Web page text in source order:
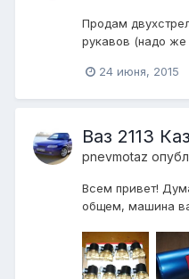
Продам
рукавов (надо
24 июня, 2015
Ваз 2113
pnevmotaz
Всем привет!
общем, машина